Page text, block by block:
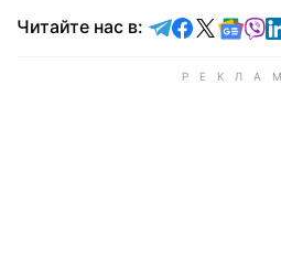
Читайте нас в: Читайте в
Читайте в